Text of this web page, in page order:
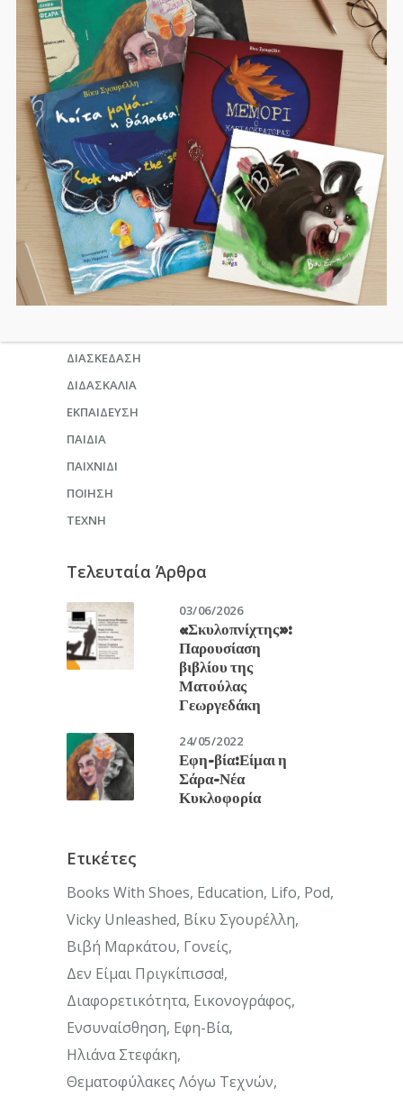
PREV POST NEXT POST
Kατηγορίες
ΔΙΑΣΚΈΔΑΣΗ
ΔΙΔΑΣΚΑΛΊΑ
ΕΚΠΑΊΔΕΥΣΗ
ΠΑΙΔΙΆ
ΠΑΙΧΝΊΔΙ
ΠΟΊΗΣΗ
ΤΈΧΝΗ
Τελευταία Άρθρα
03/06/2026
«Σκυλοπνίχτης»:
Παρουσίαση
βιβλίου της
Ματούλας
Γεωργεδάκη
24/05/2022
Εφη-βία:Είμαι η
Σάρα-Νέα
Κυκλοφορία
Ετικέτες
Books With Shoes Education Lifo Pod
Vicky Unleashed Βίκυ Σγουρέλλη
Βιβή Μαρκάτου Γονείς
Δεν Είμαι Πριγκίπισσα!
Διαφορετικότητα Εικονογράφος
Ενσυναίσθηση Εφη-Βία
Ηλιάνα Στεφάκη
Θεματοφύλακες Λόγω Τεχνών